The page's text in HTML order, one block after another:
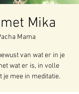
Mika
Mama
van wat er in je
wat er is, in volle
je mee in meditatie.